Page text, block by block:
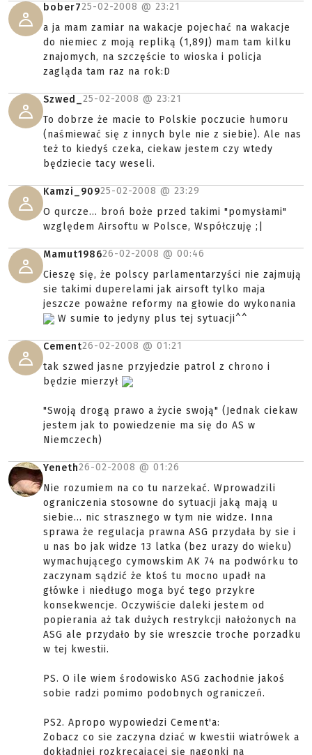
bober725-02-2008 @ 23:21
a ja mam zamiar na wakacje pojechać na wakacje
do niemiec z moją repliką (1,89J) mam tam kilku
znajomych, na szczęście to wioska i policja
zagląda tam raz na rok:D
Szwed_ 25-02-2008 @ 23:21
To dobrze że macie to Polskie poczucie humoru
(naśmiewać się z innych byle nie z siebie). Ale nas
też to kiedyś czeka, ciekaw jestem czy wtedy
będziecie tacy weseli.
Kamzi_90925-02-2008 @ 23:29
O qurcze... broń boże przed takimi "pomysłami"
względem Airsoftu w Polsce, Współczuję ;|
Mamut198626-02-2008 @ 00:46
Cieszę się, że polscy parlamentarzyści nie zajmują
sie takimi duperelami jak airsoft tylko maja
jeszcze poważne reformy na głowie do wykonania
W sumie to jedyny plus tej sytuacji^^
Cement26-02-2008 @ 01:21
tak szwed jasne przyjedzie patrol z chrono i
będzie mierzył
"Swoją drogą prawo a życie swoją" (Jednak ciekaw
jestem jak to powiedzenie ma się do AS w
Niemczech)
Yeneth26-02-2008 @ 01:26
Nie rozumiem na co tu narzekać. Wprowadzili
ograniczenia stosowne do sytuacji jaką mają u
siebie... nic strasznego w tym nie widze. Inna
sprawa że regulacja prawna ASG przydała by sie i
u nas bo jak widze 13 latka (bez urazy do wieku)
wymachującego cymowskim AK 74 na podwórku to
zaczynam sądzić że ktoś tu mocno upadł na
główke i niedługo moga być tego przykre
konsekwencje. Oczywiście daleki jestem od
popierania aż tak dużych restrykcji nałożonych na
ASG ale przydało by sie wreszcie troche porzadku
w tej kwestii.
PS. O ile wiem środowisko ASG zachodnie jakoś
sobie radzi pomimo podobnych ograniczeń.
PS2. Apropo wypowiedzi Cement'a:
Zobacz co sie zaczyna dziać w kwestii wiatrówek a
dokładniej rozkręcającej się nagonki na